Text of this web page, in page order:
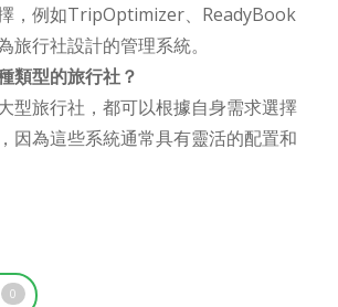
，例如TripOptimizer、ReadyBook
旅行社設計的管理系統。
類型的旅行社？
型旅行社，都可以根據自身需求選擇
因為這些系統通常具有靈活的配置和
0